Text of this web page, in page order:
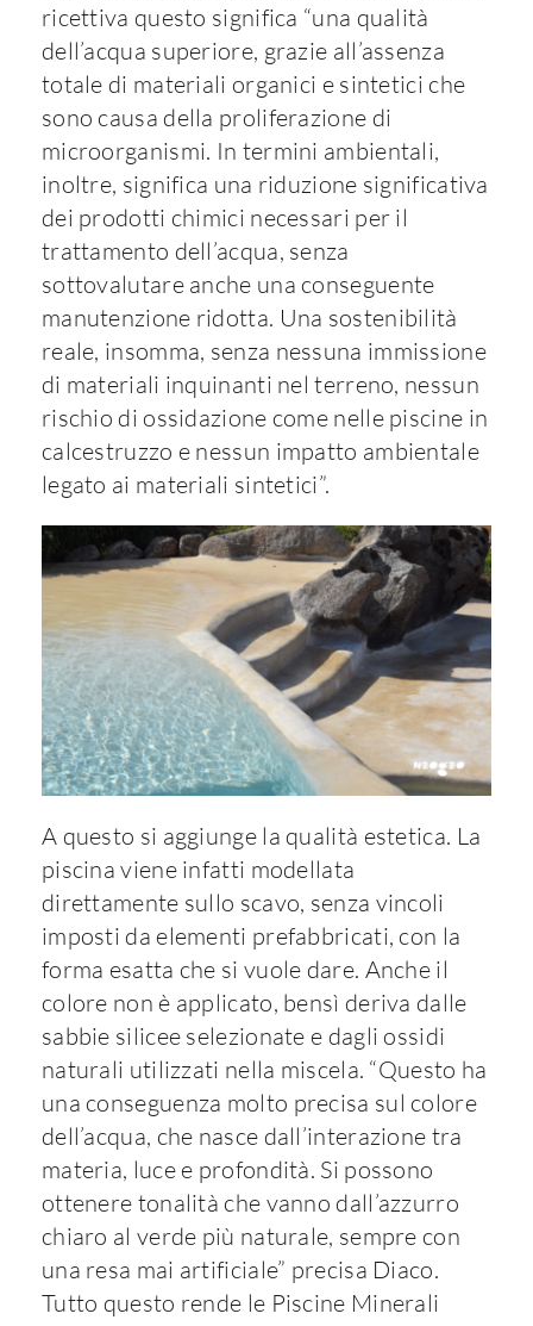
ricettiva questo significa “una qualità
dell’acqua superiore, grazie all’assenza
totale di materiali organici e sintetici che
sono causa della proliferazione di
microorganismi. In termini ambientali,
inoltre, significa una riduzione significativa
dei prodotti chimici necessari per il
trattamento dell’acqua, senza
sottovalutare anche una conseguente
manutenzione ridotta. Una sostenibilità
reale, insomma, senza nessuna immissione
di materiali inquinanti nel terreno, nessun
rischio di ossidazione come nelle piscine in
calcestruzzo e nessun impatto ambientale
legato ai materiali sintetici”.
A questo si aggiunge la qualità estetica. La
piscina viene infatti modellata
direttamente sullo scavo, senza vincoli
imposti da elementi prefabbricati, con la
forma esatta che si vuole dare. Anche il
colore non è applicato, bensì deriva dalle
sabbie silicee selezionate e dagli ossidi
naturali utilizzati nella miscela. “Questo ha
una conseguenza molto precisa sul colore
dell’acqua, che nasce dall’interazione tra
materia, luce e profondità. Si possono
ottenere tonalità che vanno dall’azzurro
chiaro al verde più naturale, sempre con
una resa mai artificiale” precisa Diaco.
Tutto questo rende le Piscine Minerali